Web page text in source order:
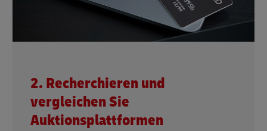
2. Recherchieren und
vergleichen Sie
Auktionsplattformen